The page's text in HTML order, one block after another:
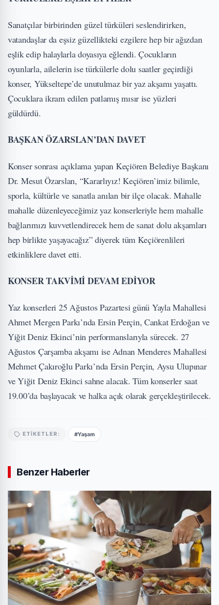
Sanatçılar birbirinden güzel türküleri seslendirirken,
vatandaşlar da eşsiz güzellikteki ezgilere hep bir ağızdan
eşlik edip halaylarla doyasıya eğlendi. Çocukların
oyunlarla, ailelerin ise türkülerle dolu saatler geçirdiği
konser, Yükseltepe’de unutulmaz bir yaz akşamı yaşattı.
Çocuklara ikram edilen patlamış mısır ise yüzleri
güldürdü.
BAŞKAN ÖZARSLAN’DAN DAVET
Konser sonrası açıklama yapan Keçiören Belediye Başkanı
Dr. Mesut Özarslan, “Kararlıyız! Keçiören’imiz bilimle,
sporla, kültürle ve sanatla anılan bir ilçe olacak. Mahalle
mahalle düzenleyeceğimiz yaz konserleriyle hem mahalle
bağlarımızı kuvvetlendirecek hem de sanat dolu akşamları
hep birlikte yaşayacağız” diyerek tüm Keçiörenlileri
etkinliklere davet etti.
KONSER TAKVİMİ DEVAM EDİYOR
Yaz konserleri 25 Ağustos Pazartesi günü Yayla Mahallesi
Ahmet Mergen Parkı’nda Ersin Perçin, Cankat Erdoğan ve
Yiğit Deniz Ekinci’nin performanslarıyla sürecek. 27
Ağustos Çarşamba akşamı ise Adnan Menderes Mahallesi
Mehmet Çakıroğlu Parkı’nda Ersin Perçin, Aysu Ulupınar
ve Yiğit Deniz Ekinci sahne alacak. Tüm konserler saat
19.00’da başlayacak ve halka açık olarak gerçekleştirilecek.
ETIKETLER: #Yaşam
Benzer Haberler